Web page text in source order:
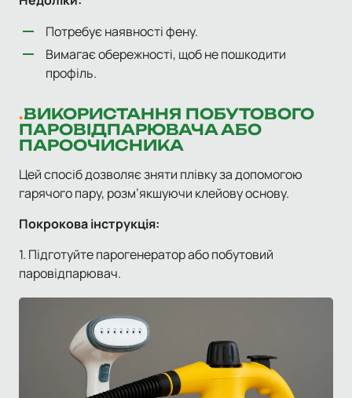
Потребує наявності фену.
Вимагає обережності, щоб не пошкодити
профіль.
ВИКОРИСТАННЯ ПОБУТОВОГО
ПАРОВІДПАРЮВАЧА АБО
ПАРООЧИСНИКА
Цей спосіб дозволяє зняти плівку за допомогою
гарячого пару, розм’якшуючи клейову основу.
Покрокова інструкція:
1. Підготуйте парогенератор або побутовий
паровідпарювач.